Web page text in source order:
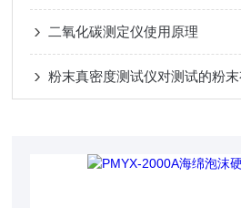
二氧化碳测定仪使用原理
粉末真密度测试仪对测试的粉末